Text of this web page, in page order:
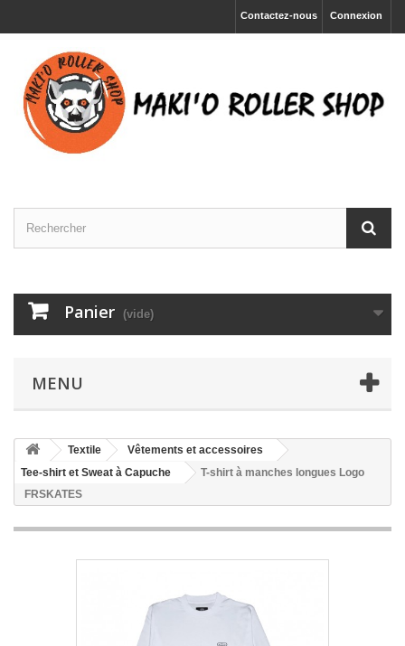
Connexion
Contactez-nous
Panier (vide)
MENU
Textile
Vêtements et accessoires
Tee-shirt et Sweat à Capuche
T-shirt à manches longues Logo
FRSKATES